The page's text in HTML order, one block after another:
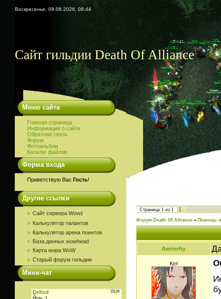
Воскресенье, 09.08.2026, 08:44
Сайт гильдии Death Of Alliance
Меню сайта
Главная страница
Информация о сайте
Обратная связь
Форум
Фотоальбом
Каталог файлов
Форма входа
Приветствую Вас Гость!
Другие ссылки
Сайт сервера Wowz
Калькулятор талантов
Калькулятор арена поинтов
База данных wowhead
Карта мира WoW
Старый форум гильдии
Мини-чат
Страница 1 из 1 1
Форум Death Of Alliance » Помощь
Aenterhy
Кот